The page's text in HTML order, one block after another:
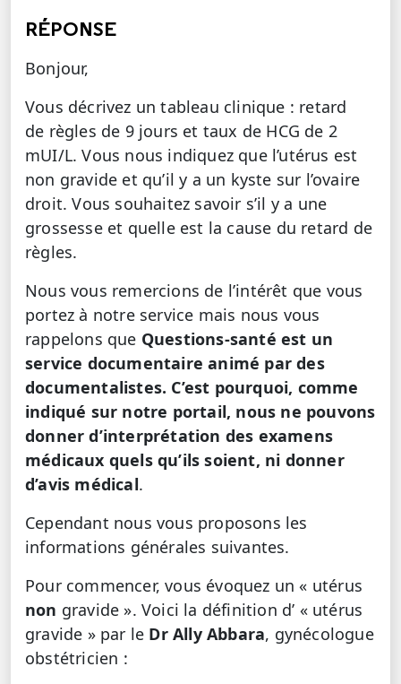
RÉPONSE
Bonjour,
Vous décrivez un tableau clinique : retard
de règles de 9 jours et taux de HCG de 2
mUI/L. Vous nous indiquez que l’utérus est
non gravide et qu’il y a un kyste sur l’ovaire
droit. Vous souhaitez savoir s’il y a une
grossesse et quelle est la cause du retard de
règles.
Nous vous remercions de l’intérêt que vous
portez à notre service mais nous vous
rappelons que Questions-santé est un
service documentaire animé par des
documentalistes. C’est pourquoi, comme
indiqué sur notre portail, nous ne pouvons
donner d’interprétation des examens
médicaux quels qu’ils soient, ni donner
d’avis médical.
Cependant nous vous proposons les
informations générales suivantes.
Pour commencer, vous évoquez un « utérus
non gravide ». Voici la définition d’ « utérus
gravide » par le Dr Ally Abbara, gynécologue
obstétricien :